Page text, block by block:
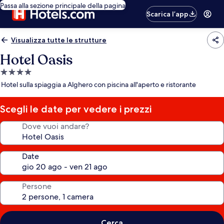
Passa alla sezione principale della pagina
Scarica l’app
Visualizza tutte le strutture
Hotel Oasis
Struttura
a
stelle
Hotel sulla spiaggia a Alghero con piscina all'aperto e ristorante
Scegli le date per vedere i prezzi
Dove vuoi andare?
Date
Persone